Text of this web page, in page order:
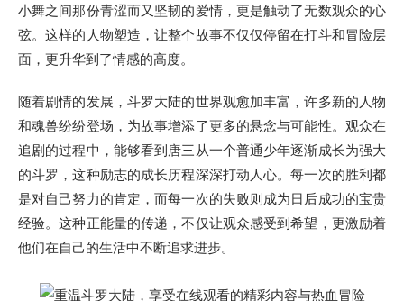
小舞之间那份青涩而又坚韧的爱情，更是触动了无数观众的心
弦。这样的人物塑造，让整个故事不仅仅停留在打斗和冒险层
面，更升华到了情感的高度。
随着剧情的发展，斗罗大陆的世界观愈加丰富，许多新的人物
和魂兽纷纷登场，为故事增添了更多的悬念与可能性。观众在
追剧的过程中，能够看到唐三从一个普通少年逐渐成长为强大
的斗罗，这种励志的成长历程深深打动人心。每一次的胜利都
是对自己努力的肯定，而每一次的失败则成为日后成功的宝贵
经验。这种正能量的传递，不仅让观众感受到希望，更激励着
他们在自己的生活中不断追求进步。